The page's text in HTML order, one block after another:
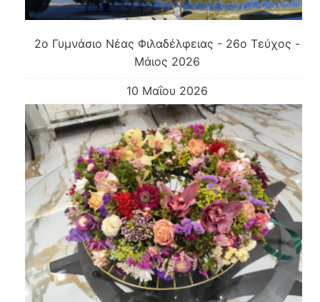
2o Γυμνάσιο Νέας Φιλαδέλφειας - 26ο Τεύχος -
Μάιος 2026
10 Μαΐου 2026